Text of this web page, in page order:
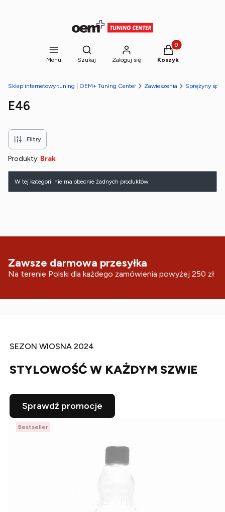
Menu
Otwórz wyszukiwarkę
Szukaj Zaloguj się
Produkty w
Koszyk
Sklep internetowy tuning | OEM+ Tuning Center Zawieszenia Sprężyny
E46
Filtry
Produkty: Brak
Lista produktów
W tej kategorii nie ma obecnie żadnych produktów
Zawsze darmowa przesyłka
Na terenie Polski dla każdego zamówienia powyżej 250 zł
SEZON WIOSNA 2024
STYLOWOŚĆ W KAŻDYM SZWIE
Sprawdź promocje
Bestseller